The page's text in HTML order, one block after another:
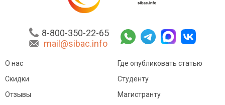
8-800-350-22-65
mail@sibac.info
О нас
Скидки
Отзывы
Где опубликовать статью
Студенту
Магистранту